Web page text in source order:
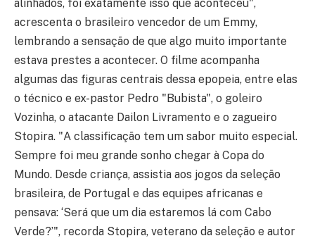
alinhados, foi exatamente isso que aconteceu",
acrescenta o brasileiro vencedor de um Emmy,
lembrando a sensação de que algo muito importante
estava prestes a acontecer. O filme acompanha
algumas das figuras centrais dessa epopeia, entre elas
o técnico e ex-pastor Pedro "Bubista", o goleiro
Vozinha, o atacante Dailon Livramento e o zagueiro
Stopira. "A classificação tem um sabor muito especial.
Sempre foi meu grande sonho chegar à Copa do
Mundo. Desde criança, assistia aos jogos da seleção
brasileira, de Portugal e das equipes africanas e
pensava: ‘Será que um dia estaremos lá com Cabo
Verde?’", recorda Stopira, veterano da seleção e autor